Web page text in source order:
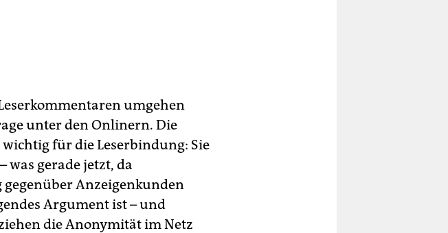
umgehen
unter den Onlinern. Die
für die Leserbindung: Sie
was gerade jetzt, da
Anzeigenkunden
Argument ist – und
die Anonymität im Netz